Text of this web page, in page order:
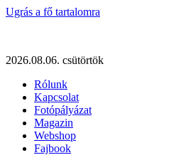
Ugrás a fő tartalomra
2026.08.06. csütörtök
Rólunk
Kapcsolat
Fotópályázat
Magazin
Webshop
Fajbook